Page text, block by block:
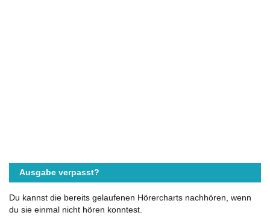
Ausgabe verpasst?
Du kannst die bereits gelaufenen Hörercharts nachhören, wenn
du sie einmal nicht hören konntest.